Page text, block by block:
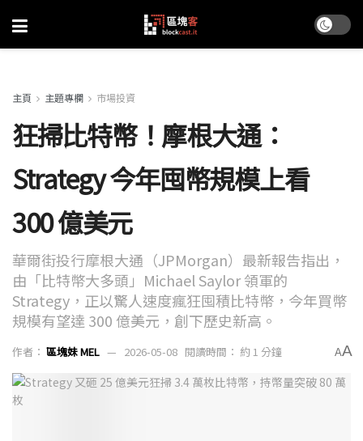
主頁 主題專欄 市場投資
狂掃比特幣！摩根大通：
Strategy 今年囤幣規模上看
300 億美元
華爾街投行摩根大通（JPMorgan）最新報告指出，
由「比特幣大多頭」Michael Saylor 領軍的
Strategy，正以驚人速度瘋狂囤積比特幣，今年買幣
規模有望達 300 億美元，創下歷史新高。
作者： 區塊妹 MEL 2026-05-08 閱讀時間： 約 1 分鐘 AA